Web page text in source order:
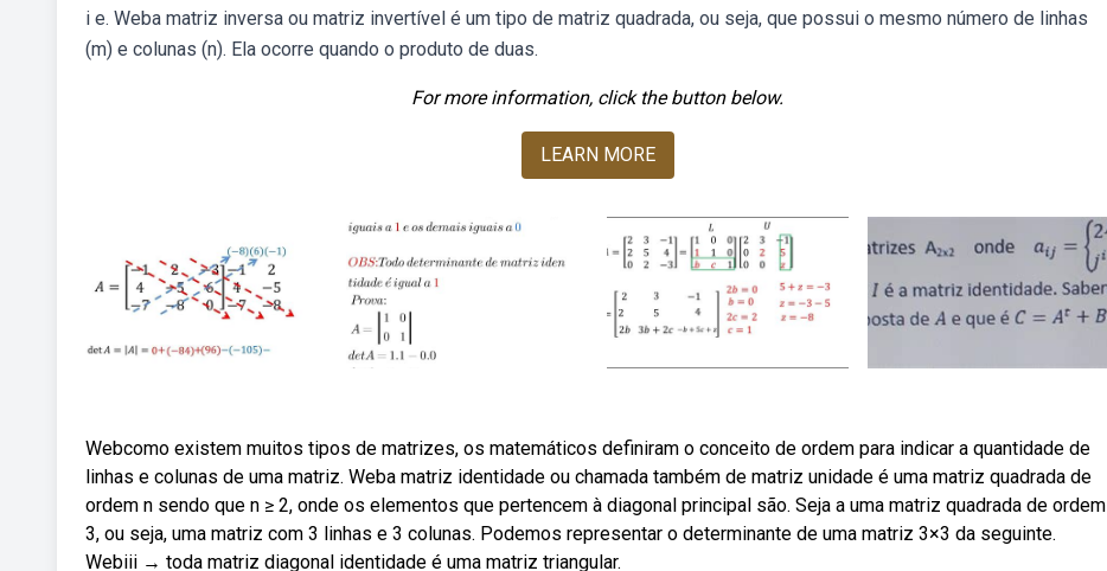
i e. Weba matriz inversa ou matriz invertível é um tipo de matriz quadrada, ou seja, que possui o mesmo número de linhas
(m) e colunas (n). Ela ocorre quando o produto de duas.
For more information, click the button below.
LEARN MORE
Webcomo existem muitos tipos de matrizes, os matemáticos definiram o conceito de ordem para indicar a quantidade de
linhas e colunas de uma matriz. Weba matriz identidade ou chamada também de matriz unidade é uma matriz quadrada de
ordem n sendo que n ≥ 2, onde os elementos que pertencem à diagonal principal são. Seja a uma matriz quadrada de ordem
3, ou seja, uma matriz com 3 linhas e 3 colunas. Podemos representar o determinante de uma matriz 3×3 da seguinte.
Webiii → toda matriz diagonal identidade é uma matriz triangular.